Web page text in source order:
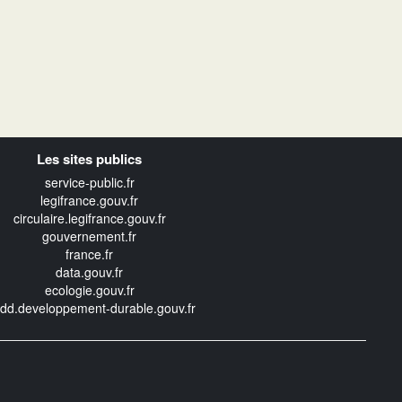
Les sites publics
service-public.fr
legifrance.gouv.fr
circulaire.legifrance.gouv.fr
gouvernement.fr
france.fr
data.gouv.fr
ecologie.gouv.fr
durable.gouv.fr